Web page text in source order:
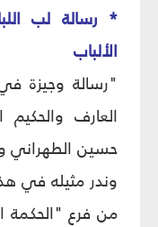
* رسالة لب
الألباب
"رسالة وجيزة
العارف
حسين الطهراني
وندر مثيله في
من فرع "الحكمة